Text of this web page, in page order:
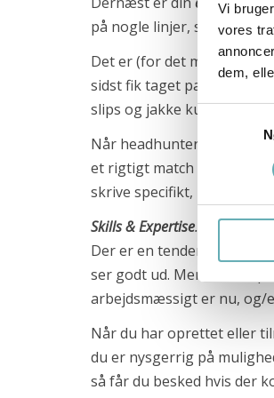
Vi
vores
dem,
Samtykkevalg
på nogle linjer, som
Det er (for det meste) en
sidst fik taget pasbillede
slips og jakke kun, hvis du
Når headhuntere eller
et rigtigt match størst, hvis
skrive specifikt, hvilke
Skills & Expertise.
Når det
Der er en tendens til at
ser godt ud. Men det er
arbejdsmæssigt er nu, og/
Når du har oprettet eller
du er nysgerrig på
så får du besked hvis der
P. O. Pedersens Vej 2
Dalumvej 75
5250 Odense SV
Gammel Kongevej 35
1610 København K
+45 71 99 02 10
info@recruit-it.dk
Dalumvej 75
5250 Odense SV
Gammel Kongevej 35
1610 København K
P. O. Pedersens Vej 2
8200 Aarhus N